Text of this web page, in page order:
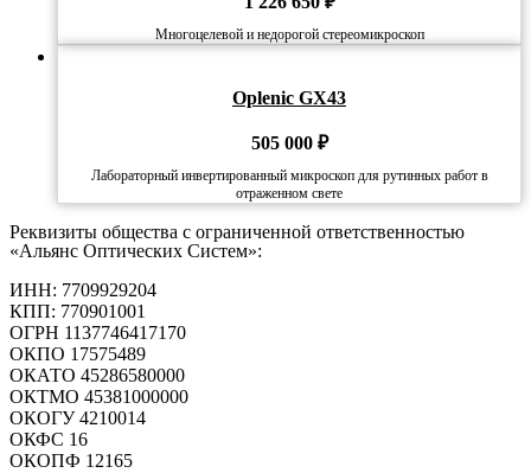
Многоцелевой и недорогой стереомикроскоп
Oplenic GX43
505 000 ₽
Лабораторный инвертированный микроскоп для рутинных работ в
отраженном свете
Реквизиты общества с ограниченной ответственностью
«Альянс Оптических Систем»:
ИНН: 7709929204
КПП: 770901001
ОГРН 1137746417170
ОКПО 17575489
ОКАТО 45286580000
ОКТМО 45381000000
ОКОГУ 4210014
ОКФС 16
ОКОПФ 12165